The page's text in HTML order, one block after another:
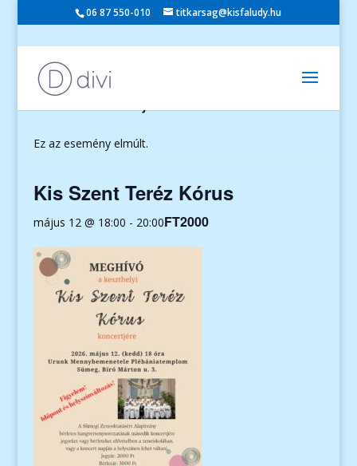
06 87 550-010 titkarsag@kisfaludy.hu
Ez az esemény elmúlt.
Kis Szent Teréz Kórus
május 12 @ 18:00 - 20:00FT2000